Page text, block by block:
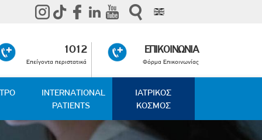
1012
Επείγοντα περιστατικά
ΕΠΙΚΟΙΝΩΝΙΑ
Φόρμα Επικοινωνίας
INTERNATIONAL
PATIENTS
ΙΑΤΡΙΚΟΣ
ΚΟΣΜΟΣ